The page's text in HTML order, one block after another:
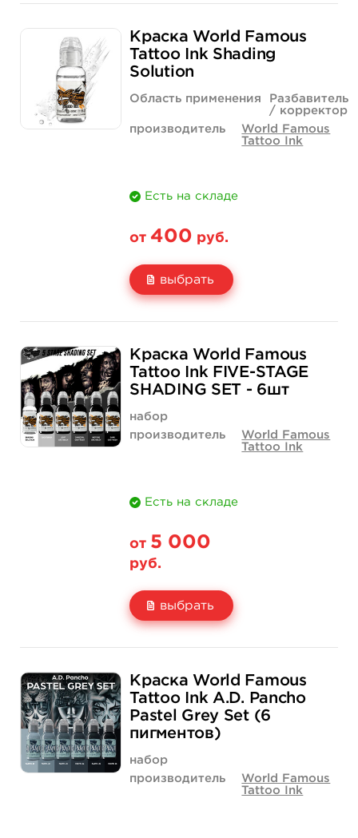
Количество
700 руб.
купить
1 000 руб.
Краска World Famous
Tattoo Ink Shading
Solution
Область применения
Разбавитель
/ корректор
производитель
World Famous
Tattoo Ink
Есть на складе
от 400 руб.
выбрать
Цена
Количество
400 руб. 650 руб.
Краска World Famous
Tattoo Ink FIVE-STAGE
SHADING SET - 6шт
набор
производитель
World Famous
Tattoo Ink
Есть на складе
от 5 000
руб.
выбрать
Цена
Количество
5 000 руб.
купить
7 400 руб.
нет на складе
Краска World Famous
Tattoo Ink A.D. Pancho
Pastel Grey Set (6
пигментов)
набор
производитель
World Famous
Tattoo Ink